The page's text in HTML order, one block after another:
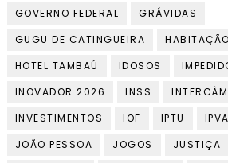
GOVERNO FEDERAL
GRÁVIDAS
GUGU DE CATINGUEIRA
HABITAÇÃO
HOTEL TAMBAÚ
IDOSOS
INOVADOR 2026
INSS
INVESTIMENTOS
IOF IPTU IPVA
JOÃO PESSOA
JOGOS JUSTIÇA